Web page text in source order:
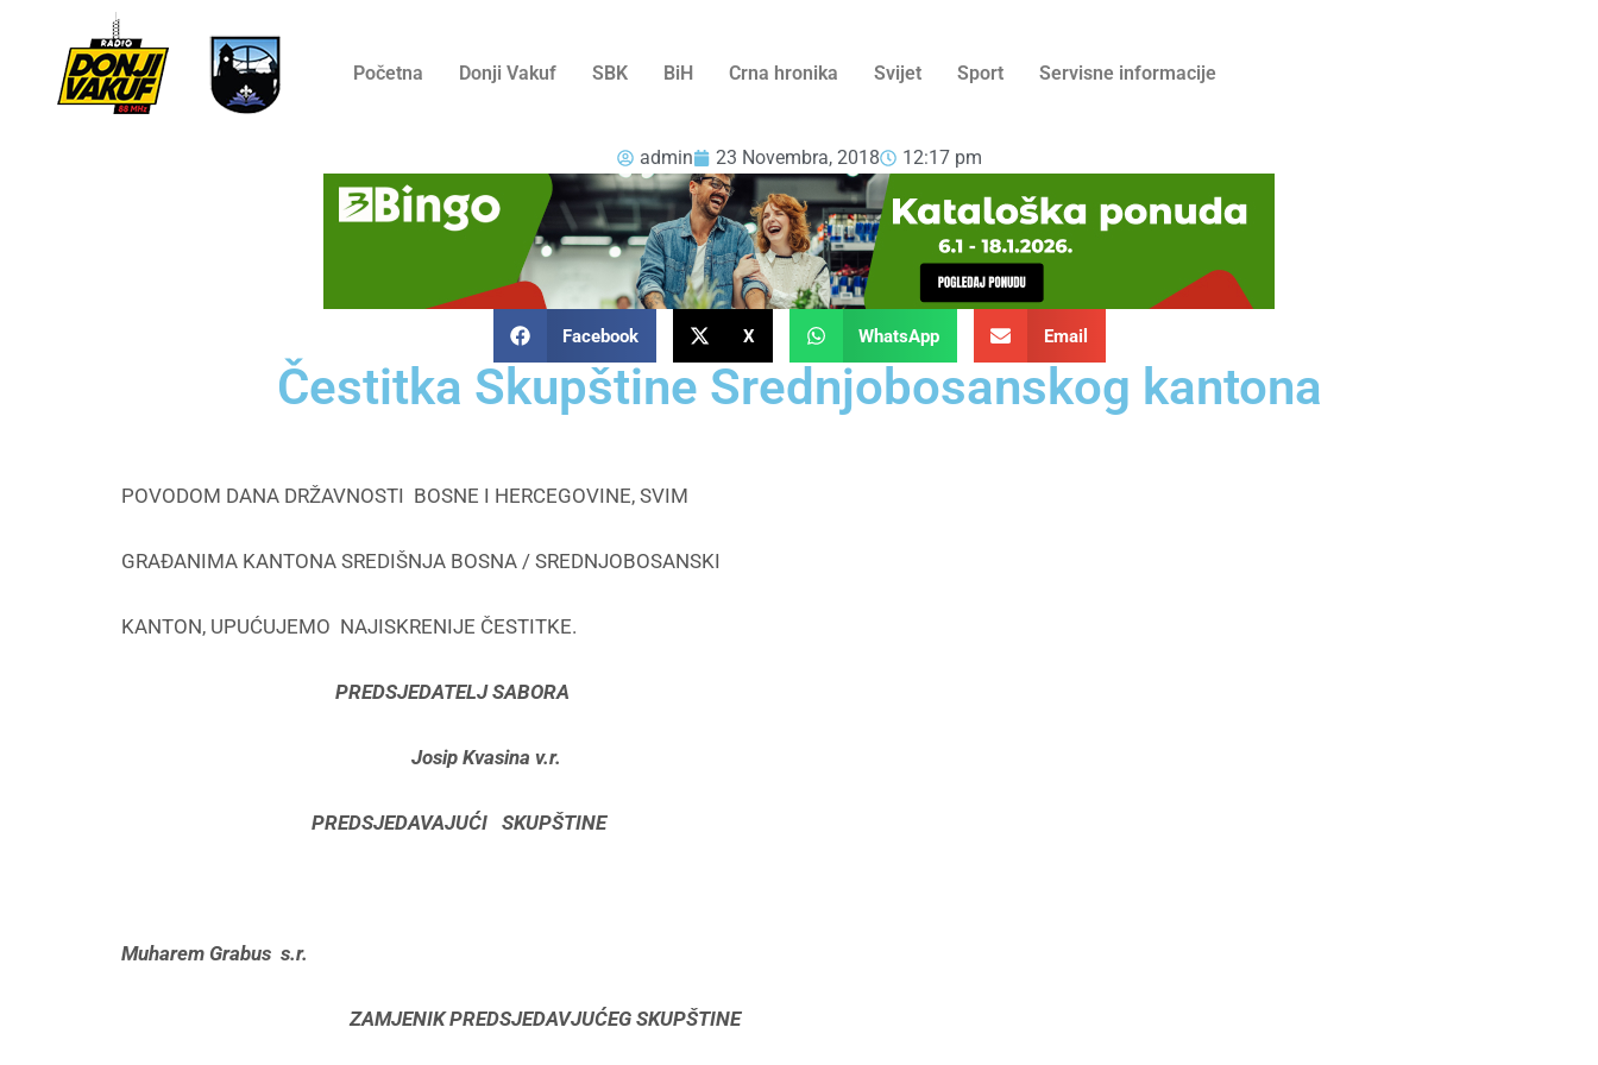
Početna Donji Vakuf SBK BiH Crna hronika Svijet Sport Servisne informacije
admin 23 Novembra, 2018 12:17 pm
Facebook X WhatsApp Email
Čestitka Skupštine Srednjobosanskog kantona
POVODOM DANA DRŽAVNOSTI BOSNE I HERCEGOVINE, SVIM
GRAĐANIMA KANTONA SREDIŠNJA BOSNA / SREDNJOBOSANSKI
KANTON, UPUĆUJEMO NAJISKRENIJE ČESTITKE.
PREDSJEDATELJ SABORA
Josip Kvasina v.r.
PREDSJEDAVAJUĆI SKUPŠTINE
Muharem Grabus s.r.
ZAMJENIK PREDSJEDAVJUĆEG SKUPŠTINE